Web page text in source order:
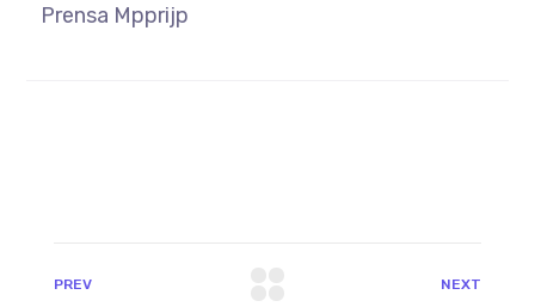
Prensa Mpprijp
PREV NEXT